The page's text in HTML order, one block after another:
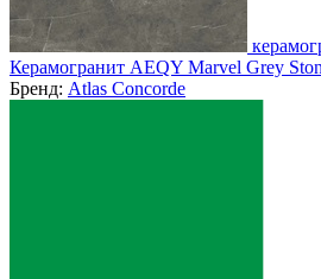
Керамогранит AEQY Marvel Grey
Бренд: Atlas Concorde